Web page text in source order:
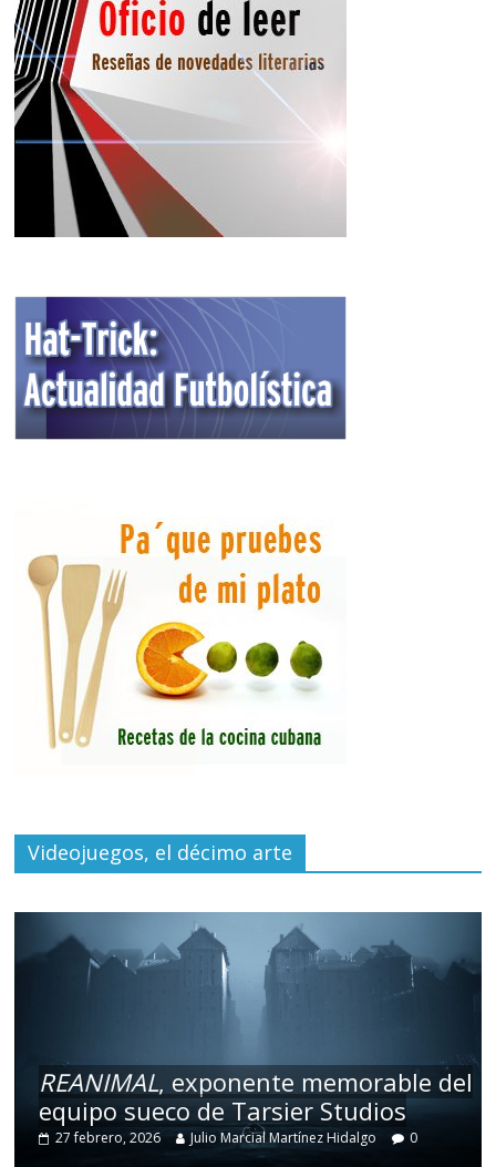
Videojuegos, el décimo arte
REANIMAL, exponente memorable del
equipo sueco de Tarsier Studios
27 febrero, 2026 Julio Marcial Martínez Hidalgo 0